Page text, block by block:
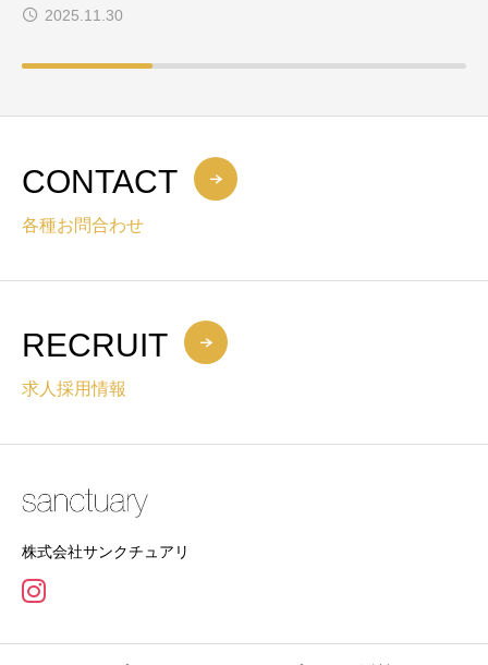
2025.11.30
CONTACT
各種お問合わせ
RECRUIT
求人採用情報
株式会社サンクチュアリ